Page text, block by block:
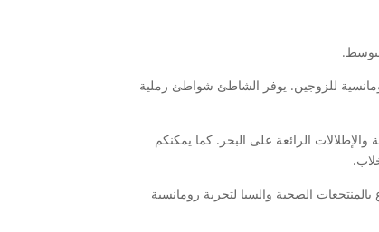
للزوجين. يوفر الشاطئ شواطئ رملية
الرائعة على البحر. كما يمكنكم
الصحية والسبا لتجربة رومانسية